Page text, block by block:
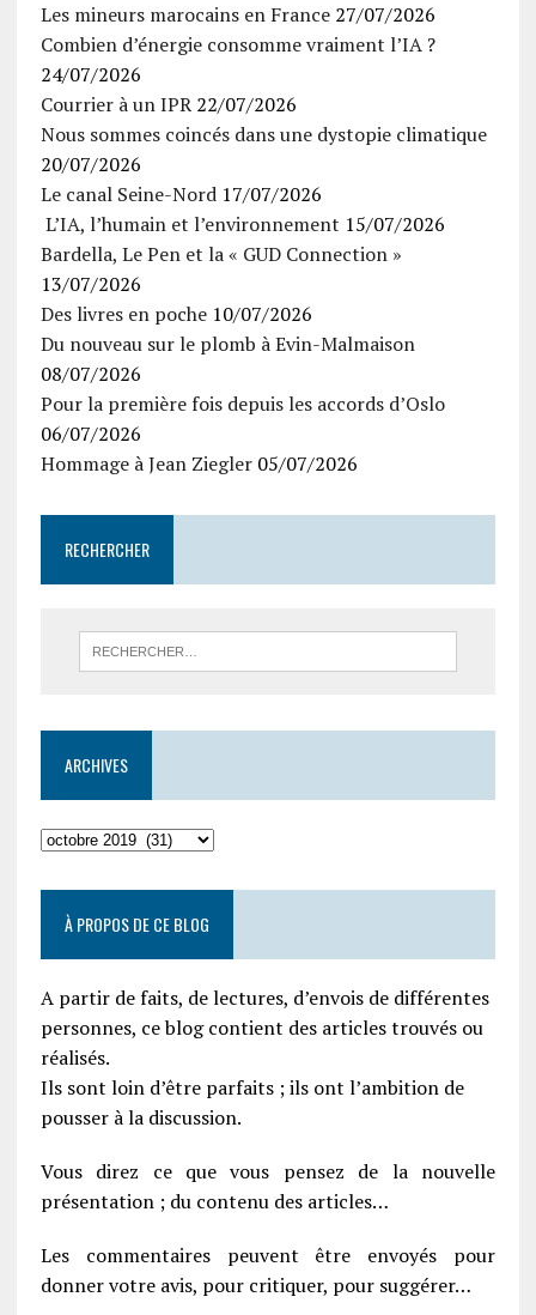
Les mineurs marocains en France 27/07/2026
Combien d’énergie consomme vraiment l’IA ?
24/07/2026
Courrier à un IPR 22/07/2026
Nous sommes coincés dans une dystopie climatique
20/07/2026
Le canal Seine-Nord 17/07/2026
L’IA, l’humain et l’environnement 15/07/2026
Bardella, Le Pen et la « GUD Connection »
13/07/2026
Des livres en poche 10/07/2026
Du nouveau sur le plomb à Evin-Malmaison
08/07/2026
Pour la première fois depuis les accords d’Oslo
06/07/2026
Hommage à Jean Ziegler 05/07/2026
RECHERCHER
ARCHIVES
À PROPOS DE CE BLOG
A partir de faits, de lectures, d’envois de différentes
personnes, ce blog contient des articles trouvés ou
réalisés.
Ils sont loin d’être parfaits ; ils ont l’ambition de
pousser à la discussion.
Vous direz ce que vous pensez de la nouvelle
présentation ; du contenu des articles…
Les commentaires peuvent être envoyés pour
donner votre avis, pour critiquer, pour suggérer…